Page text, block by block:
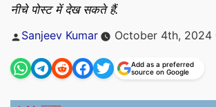
नीचे पोस्ट में देख सकते हैं.
Posted
Sanjeev Kumar October 4th, 2024
Add as a preferred
source on Google